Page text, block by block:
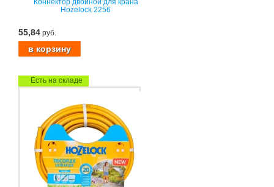
Коннектор двойной для крана
Hozelock 2256
55,84 руб.
Есть на складе